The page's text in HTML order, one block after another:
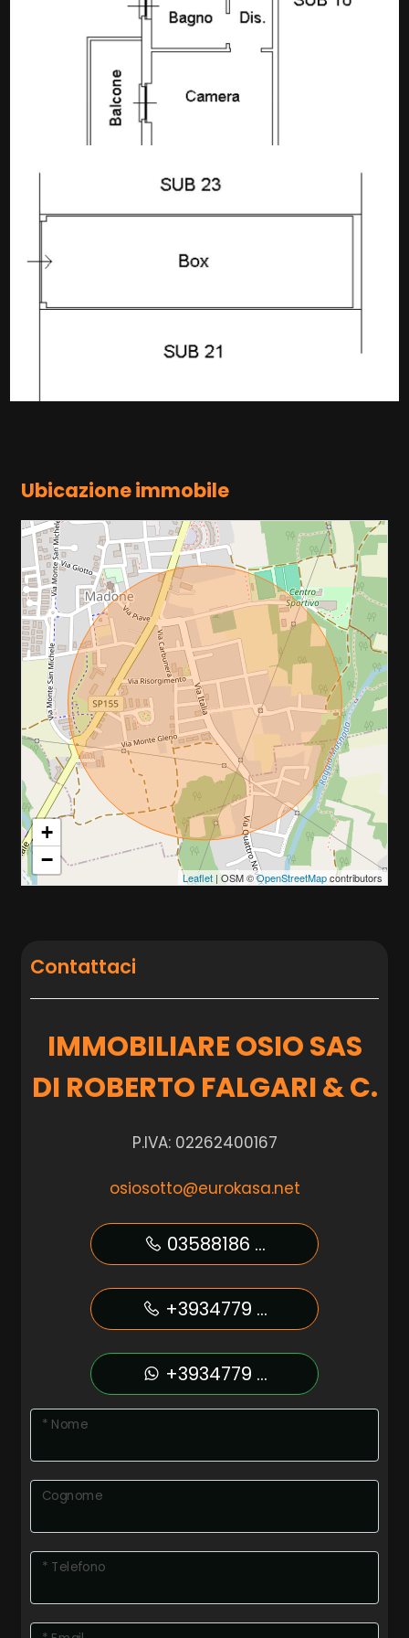
Ubicazione immobile
+
−
Leaflet| OSM ©OpenStreetMapcontributors
Contattaci
IMMOBILIARE OSIO SAS
DI ROBERTO FALGARI & C.
P.IVA: 02262400167
osiosotto@eurokasa.net
03588186 ...
+3934779 ...
+3934779 ...
* Nome
Cognome
* Telefono